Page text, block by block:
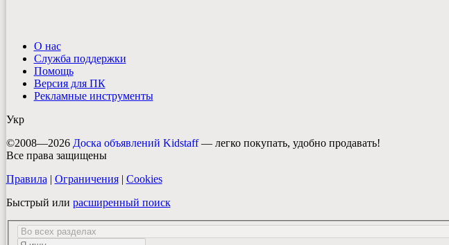
О нас
Служба поддержки
Помощь
Версия для ПК
Рекламные инструменты
Укр
©2008—2026 Доска объявлений Kidstaff— легко покупать, удобно продавать!
Все права защищены
Правила | Ограничения| Cookies
Быстрый или расширенный поиск